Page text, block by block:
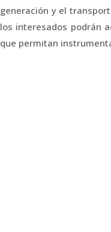
generación y el
los interesados podrán
que permitan